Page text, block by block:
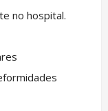
no hospital.